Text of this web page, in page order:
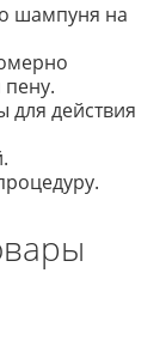
шампуня на
пену.
для действия